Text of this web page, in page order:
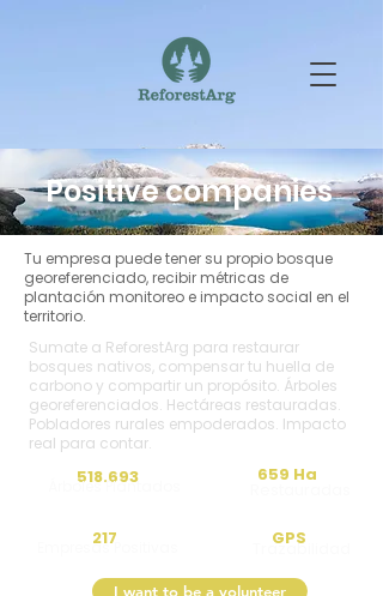
Positive companies
Tu empresa puede tener su propio bosque
georeferenciado, recibir métricas de
plantación monitoreo e impacto social en el
territorio.
Sumate a ReforestArg para restaurar
bosques nativos, compensar tu huella de
carbono y compartir un propósito. Árboles
georeferenciados. Hectáreas restauradas.
Pobladores rurales empoderados. Impacto
real para contar.
518.693
Árboles Plantados
659 Ha
217
Empresas Positivas GPS
Trazabilidad
I want to be a volunteer